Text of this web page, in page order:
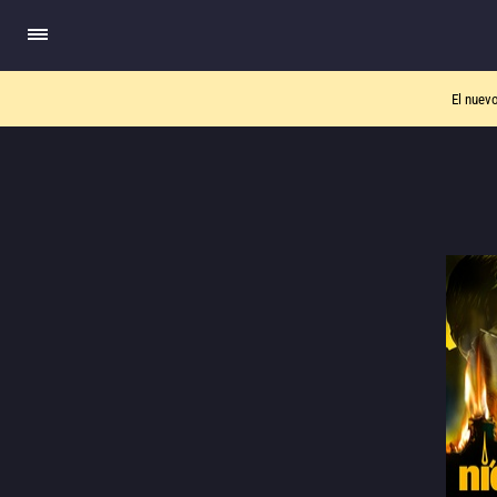
El